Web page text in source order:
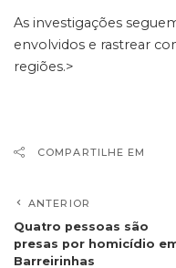
As investigações
envolvidos e rastrear
regiões.>
COMPARTILHE EM
ANTERIOR
Quatro pessoas são
presas por homicídio
Barreirinhas